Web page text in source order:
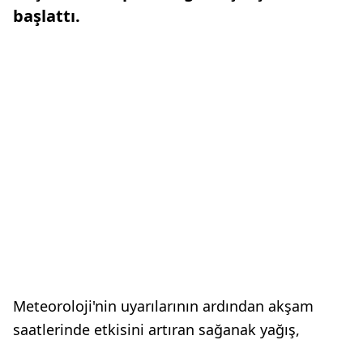
başlattı.
Meteoroloji'nin uyarılarının ardından akşam
saatlerinde etkisini artıran sağanak yağış,